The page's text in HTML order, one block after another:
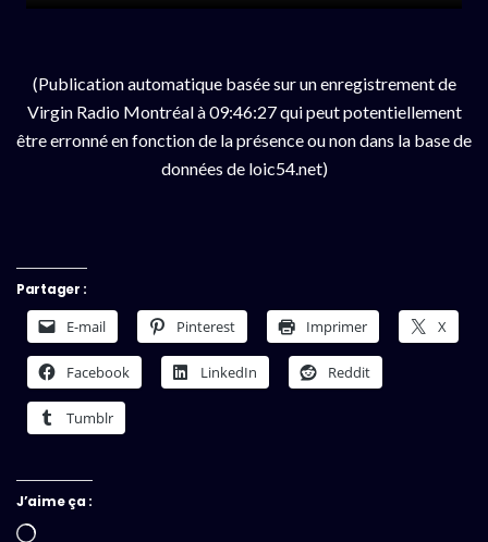
(Publication automatique basée sur un enregistrement de
Virgin Radio Montréal à 09:46:27 qui peut potentiellement
être erronné en fonction de la présence ou non dans la base de
données de loic54.net)
Partager :
E-mail Pinterest Imprimer X
Facebook LinkedIn Reddit
Tumblr
J’aime ça :
Chargement…